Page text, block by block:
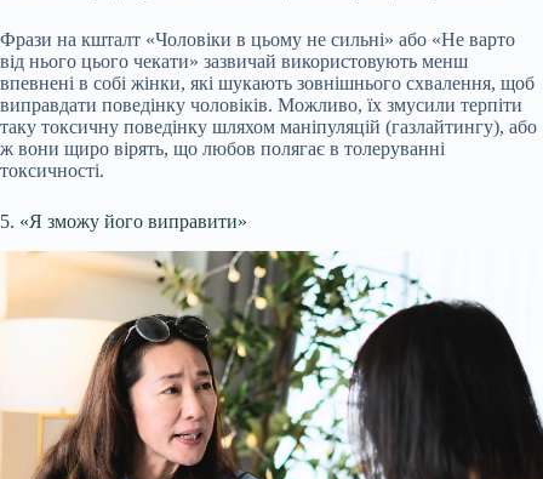
Фрази на кшталт «Чоловіки в цьому не сильні» або «Не варто
від нього цього чекати» зазвичай використовують менш
впевнені в собі жінки, які шукають зовнішнього схвалення, щоб
виправдати поведінку чоловіків. Можливо, їх змусили терпіти
таку токсичну поведінку шляхом маніпуляцій (газлайтингу), або
ж вони щиро вірять, що любов полягає в толеруванні
токсичності.
5. «Я зможу його виправити»